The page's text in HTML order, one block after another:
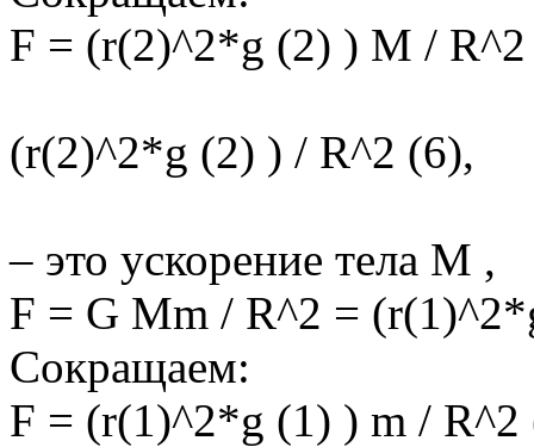
F = (r(2)^2*g (2) ) M /
(r(2)^2*g (2) ) / R^2 (6),
– это ускорение тела M ,
F = G Mm / R^2 =
Сокращаем:
F = (r(1)^2*g (1) ) m / R^2